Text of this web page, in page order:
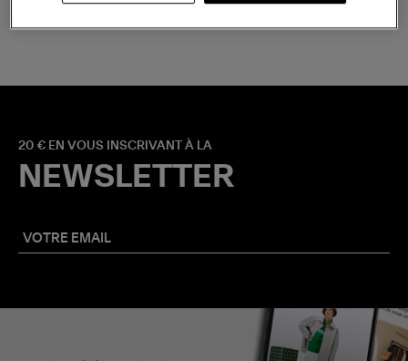
20 € EN VOUS INSCRIVANT À LA
NEWSLETTER